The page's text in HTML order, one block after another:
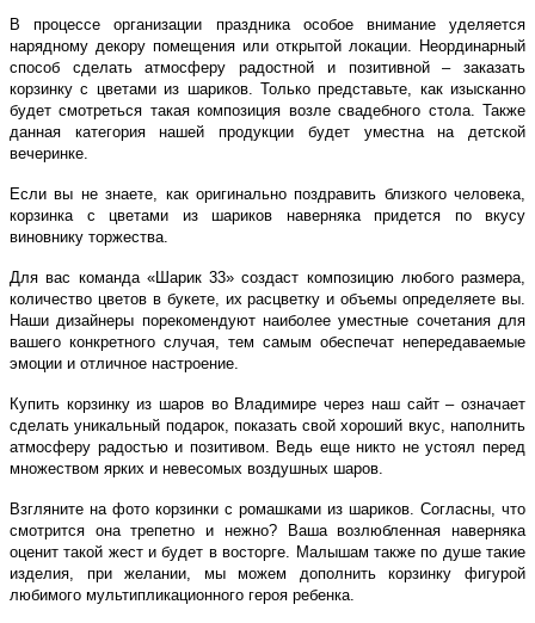
В процессе организации праздника особое внимание уделяется
нарядному декору помещения или открытой локации. Неординарный
способ сделать атмосферу радостной и позитивной – заказать
корзинку с цветами из шариков. Только представьте, как изысканно
будет смотреться такая композиция возле свадебного стола. Также
данная категория нашей продукции будет уместна на детской
вечеринке.
Если вы не знаете, как оригинально поздравить близкого человека,
корзинка с цветами из шариков наверняка придется по вкусу
виновнику торжества.
Для вас команда «Шарик 33» создаст композицию любого размера,
количество цветов в букете, их расцветку и объемы определяете вы.
Наши дизайнеры порекомендуют наиболее уместные сочетания для
вашего конкретного случая, тем самым обеспечат непередаваемые
эмоции и отличное настроение.
Купить корзинку из шаров во Владимире через наш сайт – означает
сделать уникальный подарок, показать свой хороший вкус, наполнить
атмосферу радостью и позитивом. Ведь еще никто не устоял перед
множеством ярких и невесомых воздушных шаров.
Взгляните на фото корзинки с ромашками из шариков. Согласны, что
смотрится она трепетно и нежно? Ваша возлюбленная наверняка
оценит такой жест и будет в восторге. Малышам также по душе такие
изделия, при желании, мы можем дополнить корзинку фигурой
любимого мультипликационного героя ребенка.